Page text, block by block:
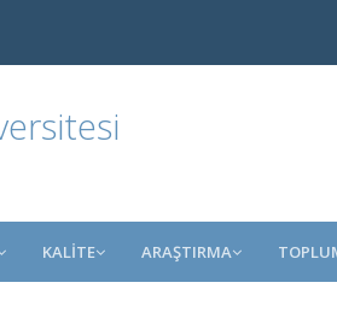
KALİTE ARAŞTIRMA